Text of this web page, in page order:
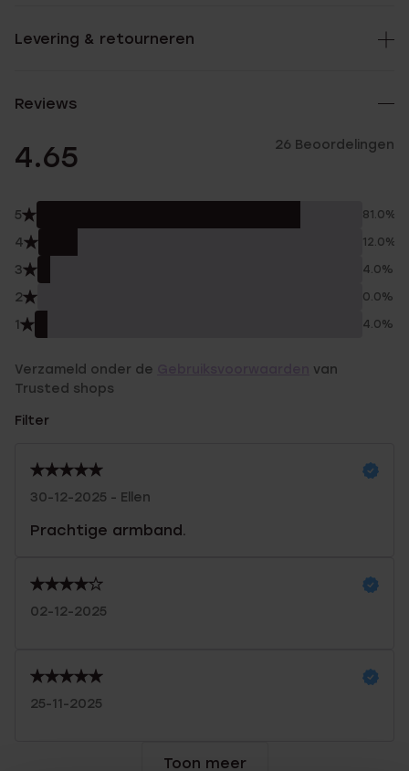
Levering & retourneren
Reviews
4.65 26 Beoordelingen
5 81.0%
4 12.0%
3 4.0%
2 0.0%
1 4.0%
Verzameld onder de
van
Trusted shops
Filter
30-12-2025 - Ellen
Prachtige armband.
02-12-2025
25-11-2025
Toon meer